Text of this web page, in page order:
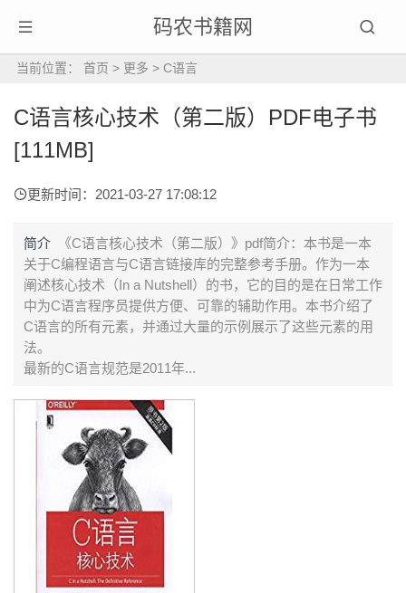
码农书籍网
当前位置： 首页 > 更多 > C语言
C语言核心技术（第二版）PDF电子书
[111MB]
更新时间：2021-03-27 17:08:12
简介
《C语言核心技术（第二版）》pdf简介：本书是一本
关于C编程语言与C语言链接库的完整参考手册。作为一本
阐述核心技术（In a Nutshell）的书，它的目的是在日常工作
中为C语言程序员提供方便、可靠的辅助作用。本书介绍了
C语言的所有元素，并通过大量的示例展示了这些元素的用
法。
最新的C语言规范是2011年...